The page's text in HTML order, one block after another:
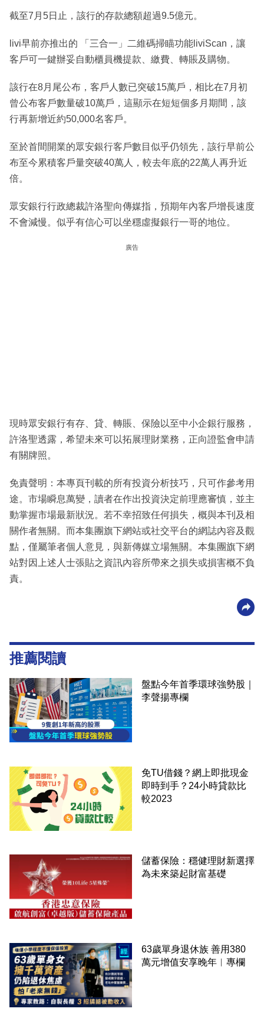
截至7月5日止，該行的存款總額超過9.5億元。
livi早前亦推出的 「三合一」二維碼掃瞄功能liviScan，讓
客戶可一鍵辦妥自動櫃員機提款、繳費、轉賬及購物。
該行在8月尾公布，客戶人數已突破15萬戶，相比在7月初
曾公布客戶數量破10萬戶，這顯示在短短個多月期間，該
行再新增近約50,000名客戶。
至於首間開業的眾安銀行客戶數目似乎仍領先，該行早前公
布至今累積客戶量突破40萬人，較去年底的22萬人再升近
倍。
眾安銀行行政總裁許洛聖向傳媒指，預期年內客戶增長速度
不會減慢。似乎有信心可以坐穩虛擬銀行一哥的地位。
廣告
現時眾安銀行有存、貸、轉賬、保險以至中小企銀行服務，
許洛聖透露，希望未來可以拓展理財業務，正向證監會申請
有關牌照。
免責聲明：本專頁刊載的所有投資分析技巧，只可作參考用
途。市場瞬息萬變，讀者在作出投資決定前理應審慎，並主
動掌握市場最新狀況。若不幸招致任何損失，概與本刊及相
關作者無關。而本集團旗下網站或社交平台的網誌內容及觀
點，僅屬筆者個人意見，與新傳媒立場無關。本集團旗下網
站對因上述人士張貼之資訊內容所帶來之損失或損害概不負
責。
推薦閱讀
盤點今年首季環球強勢股｜
李聲揚專欄
免TU借錢？網上即批現金
即時到手？24小時貸款比
較2023
儲蓄保險：穩健理財新選擇
為未來築起財富基礎
63歲單身退休族 善用380
萬元增值安享晚年︳專欄